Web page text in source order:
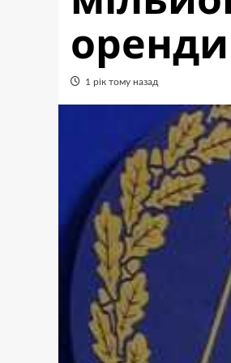
1 рік тому назад